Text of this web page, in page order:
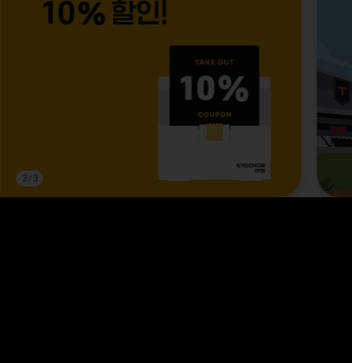
3/ 3